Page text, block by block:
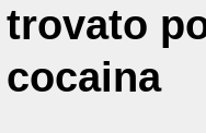
trovato
cocaina